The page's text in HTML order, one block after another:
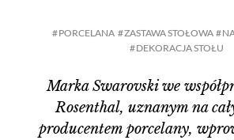
PORCELANA ZASTAWA STOŁOWA
DEKORACJA STOŁU
Marka Swarovski we
Rosenthal, uznanym na
producentem porcelany,